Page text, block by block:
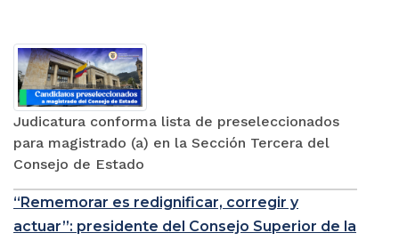
Judicatura conforma lista de preseleccionados
para magistrado (a) en la Sección Tercera del
Consejo de Estado
“Rememorar es redignificar, corregir y
actuar”: presidente del Consejo Superior de la